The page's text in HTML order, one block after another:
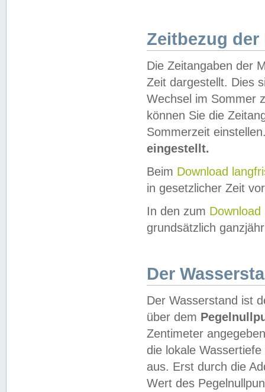
Zeitbezug der
Die Zeitangaben der
Zeit dargestellt. Dies
Wechsel im Sommer
können Sie die
Sommerzeit
eingestellt.
Beim Download
in gesetzlicher Zeit
In den zum Download
grundsätzlich
Der
Der Wasserstand ist
über dem
Zentimeter
die lokale
aus. Erst durch die
Wert des